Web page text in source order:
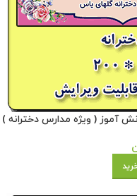
آموز ( ویژه مدارس دخترانه )